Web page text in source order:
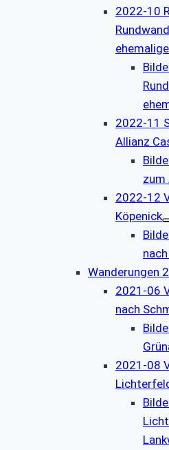
2022-10
2022-11
Allianz
zum
2022-12
Köpenick
Wanderungen
2021-06
nach
2021-08